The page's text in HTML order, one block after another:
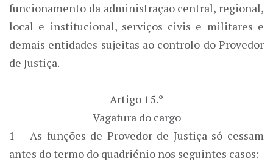
funcionamento da administração central, regional,
local e institucional, serviços civis e militares e
demais entidades sujeitas ao controlo do Provedor
de Justiça.
Artigo 15.º
Vagatura do cargo
1 – As funções de Provedor de Justiça só cessam
antes do termo do quadriénio nos seguintes casos: